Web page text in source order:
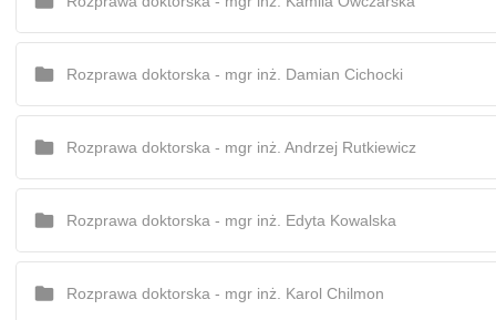
Rozprawa doktorska - mgr inż. Damian Cichocki
Rozprawa doktorska - mgr inż. Andrzej Rutkiewicz
Rozprawa doktorska - mgr inż. Edyta Kowalska
Rozprawa doktorska - mgr inż. Karol Chilmon